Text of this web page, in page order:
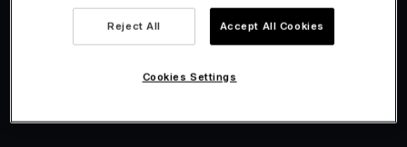
Reject All Accept All Cookies
Cookies Settings